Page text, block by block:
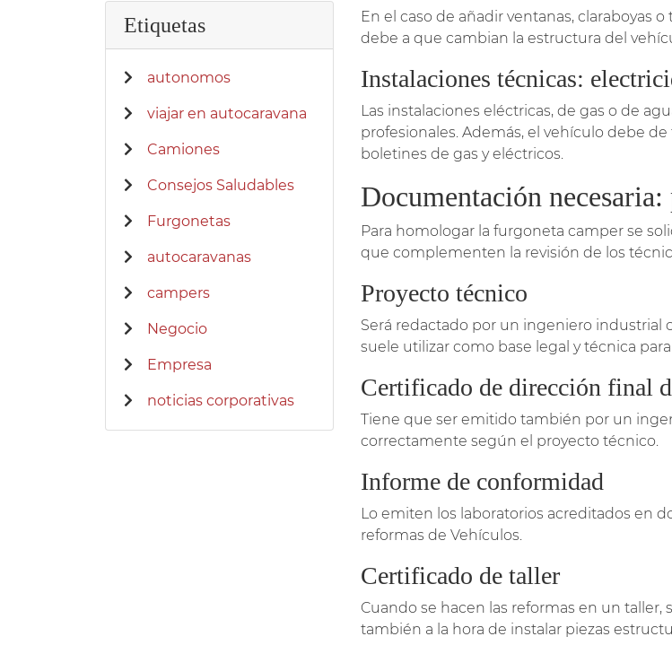
En el caso de añadir ventanas, claraboyas
debe a que cambian la estructura del
Instalaciones técnicas:
Las instalaciones eléctricas, de gas o de
profesionales. Además, el vehículo debe
boletines de gas y eléctricos.
Documentación necesaria:
Para homologar la furgoneta camper se
que complementen la revisión de los
Proyecto técnico
Será redactado por un ingeniero industrial
suele utilizar como base legal y técnica
Certificado de dirección final
Tiene que ser emitido también por un
correctamente según el proyecto técnico.
Informe de conformidad
Lo emiten los laboratorios acreditados en
reformas de Vehículos.
Certificado de taller
Cuando se hacen las reformas en un
también a la hora de instalar piezas
Etiquetas
autonomos
viajar en autocaravana
Camiones
Consejos Saludables
Furgonetas
autocaravanas
campers
Negocio
Empresa
noticias corporativas